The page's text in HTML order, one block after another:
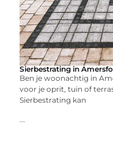
Sierbestrating in
Ben je woonachtig in
voor je oprit, tuin of
Sierbestrating kan
...